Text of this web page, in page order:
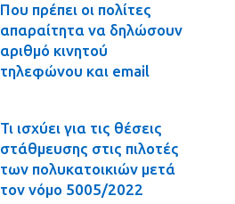
Που πρέπει οι πολίτες
απαραίτητα να δηλώσουν
αριθμό κινητού
τηλεφώνου και email
Τι ισχύει για τις θέσεις
στάθμευσης στις πιλοτές
των πολυκατοικιών μετά
τον νόμο 5005/2022